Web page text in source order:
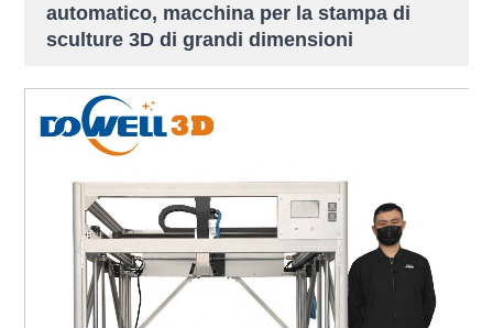
automatico, macchina per la stampa di
sculture 3D di grandi dimensioni